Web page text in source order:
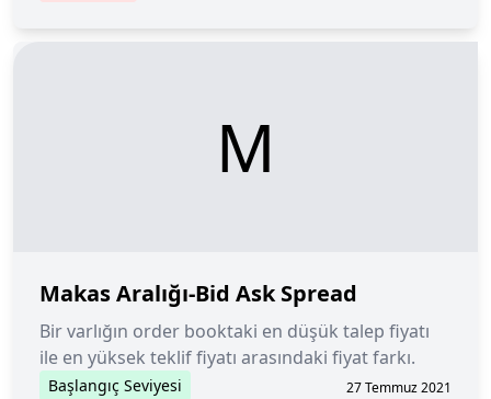
M
Makas Aralığı-Bid Ask Spread
Bir varlığın order booktaki en düşük talep fiyatı
ile en yüksek teklif fiyatı arasındaki fiyat farkı.
Başlangıç Seviyesi 27 Temmuz 2021